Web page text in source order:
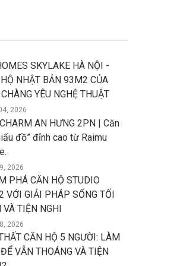
SKYLAKE HÀ NỘI -
NHẬT BẢN 93M2 CỦA
YÊU NGHỆ THUẬT
2026
AN HƯNG 2PN | Căn
đồ” đỉnh cao từ Raimu
2026
PHÁ CĂN HỘ STUDIO
VỚI GIẢI PHÁP SỐNG TỐI
VÀ TIỆN NGHI
2026
CĂN HỘ 5 NGƯỜI: LÀM
VẪN THOÁNG VÀ TIỆN